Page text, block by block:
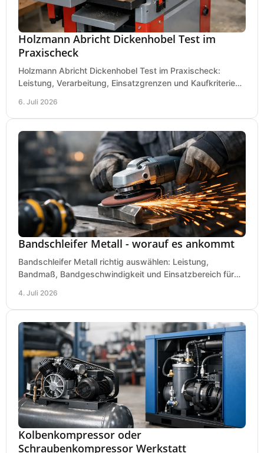
Holzmann Abricht Dickenhobel Test im
Praxischeck
Holzmann Abricht Dickenhobel Test im Praxischeck:
Leistung, Verarbeitung, Einsatzgrenzen und Kaufkriterien
6. Juli 2026
Bandschleifer Metall - worauf es ankommt
Bandschleifer Metall richtig auswählen: Leistung,
Bandmaß, Bandgeschwindigkeit und Einsatzbereich für
4. Juli 2026
Kolbenkompressor oder
Schraubenkompressor Werkstatt